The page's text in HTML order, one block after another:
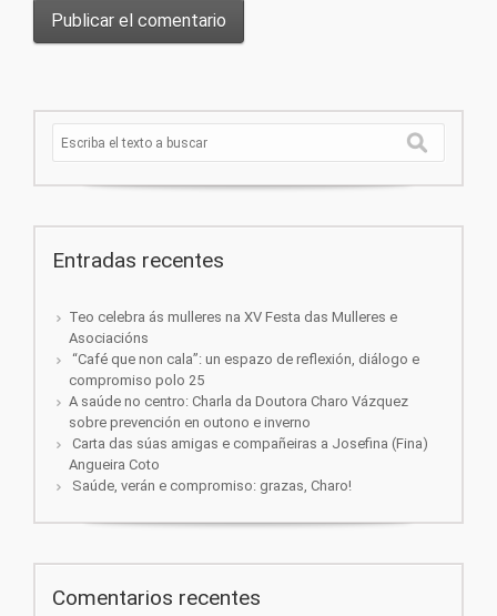
Entradas recentes
Teo celebra ás mulleres na XV Festa das Mulleres e
Asociacións
“Café que non cala”: un espazo de reflexión, diálogo e
compromiso polo 25
A saúde no centro: Charla da Doutora Charo Vázquez
sobre prevención en outono e inverno
Carta das súas amigas e compañeiras a Josefina (Fina)
Angueira Coto
Saúde, verán e compromiso: grazas, Charo!
Comentarios recentes